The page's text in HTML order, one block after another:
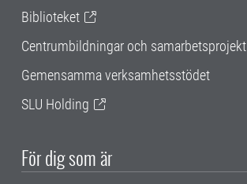
Biblioteket
Centrumbildningar och samarbetsprojekt
Gemensamma verksamhetsstödet
SLU Holding
För dig som är